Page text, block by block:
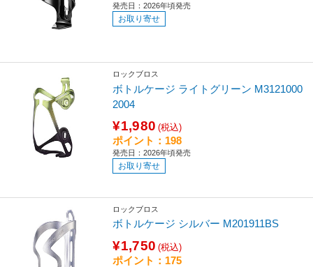
発売日：2026年頃発売
お取り寄せ
ロックブロス
ボトルケージ ライトグリーン M3121000
2004
¥1,980 (税込)
ポイント：198
発売日：2026年頃発売
お取り寄せ
ロックブロス
ボトルケージ シルバー M201911BS
¥1,750 (税込)
ポイント：175